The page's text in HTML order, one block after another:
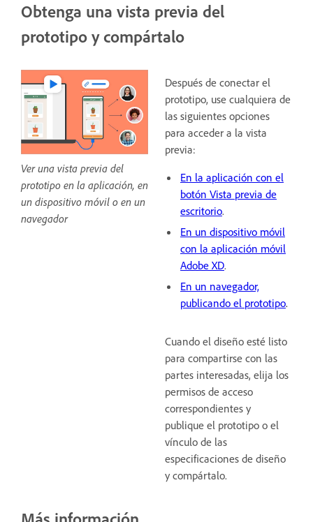
Obtenga una vista previa del
prototipo y compártalo
Ver una vista previa del
prototipo en la aplicación, en
un dispositivo móvil o en un
navegador
Después de conectar el
prototipo, use cualquiera de
las siguientes opciones
para acceder a la vista
previa:
En la aplicación con el
botón Vista previa de
escritorio.
En un dispositivo móvil
con la aplicación móvil
Adobe XD.
En un navegador,
publicando el prototipo.
Cuando el diseño esté listo
para compartirse con las
partes interesadas, elija los
permisos de acceso
correspondientes y
publique el prototipo o el
vínculo de las
especificaciones de diseño
y compártalo.